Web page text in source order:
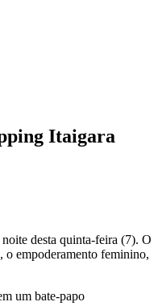
Itaigara
noite desta quinta-feira (7). O
o empoderamento feminino,
um bate-papo